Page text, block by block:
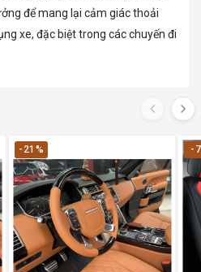
để mang lại cảm giác thoải
xe, đặc biệt trong các chuyến đi
-21% -